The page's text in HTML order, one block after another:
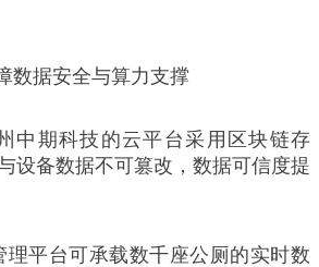
数据安全与算力支撑
中期科技的云平台采用区块链存
设备数据不可篡改，数据可信度提
理平台可承载数千座公厕的实时数